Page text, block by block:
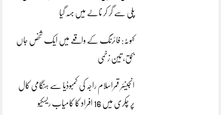
پلی سے گر کر نالے میں بہہ گیا
کہوٹہ: فائرنگ کے واقعے میں ایک شخص جاں
بحق، تین زخمی
انجینئر قمراسلام راجہ کی کمبوڈیا سے ہنگامی کال
پر چکری میں 16 افراد کا کامیاب ریسکیو